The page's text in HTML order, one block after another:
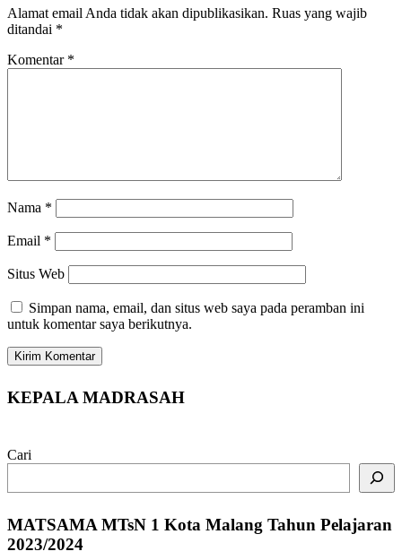
Alamat email Anda tidak akan dipublikasikan. Ruas yang wajib
ditandai *
Komentar *
Nama *
Email *
Situs Web
Simpan nama, email, dan situs web saya pada peramban ini
untuk komentar saya berikutnya.
KEPALA MADRASAH
Cari
MATSAMA MTsN 1 Kota Malang Tahun Pelajaran
2023/2024